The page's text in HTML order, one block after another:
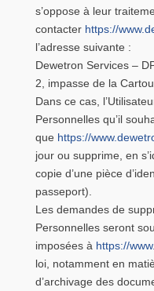
s’oppose à leur
contacter https://
l’adresse suivante :
Dewetron Services –
2, impasse de la
Dans ce cas,
Personnelles qu’il
que https://
jour ou supprime, en
copie d’une pièce
passeport).
Les demandes de
Personnelles seront
imposées à https://
loi, notamment en
d’archivage des